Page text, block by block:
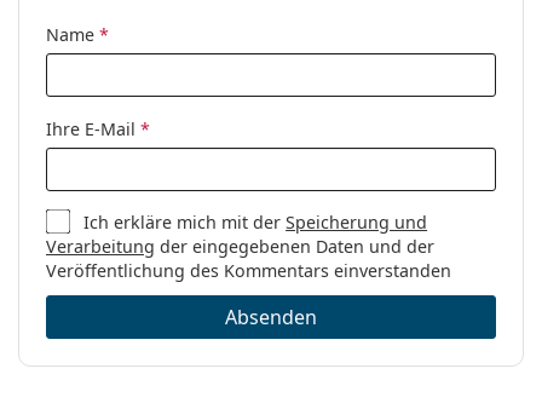
Name *
Ihre E-Mail *
Ich erkläre mich mit derSpeicherung und
Verarbeitung der eingegebenen Daten und der
Veröffentlichung des Kommentars einverstanden
Absenden